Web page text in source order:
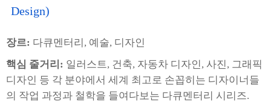
Design)
장르: 다큐멘터리, 예술, 디자인
핵심 줄거리: 일러스트, 건축, 자동차 디자인, 사진, 그래픽
디자인 등 각 분야에서 세계 최고로 손꼽히는 디자이너들
의 작업 과정과 철학을 들여다보는 다큐멘터리 시리즈.